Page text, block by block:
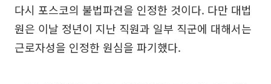
다시 포스코의 불법파견을 인정한 것이다. 다만 대법
원은 이날 정년이 지난 직원과 일부 직군에 대해서는
근로자성을 인정한 원심을 파기했다.